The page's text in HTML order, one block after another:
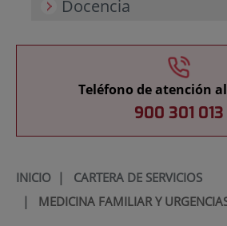
Docencia
Teléfono de atención
900 301 013
INICIO| CARTERA DE SERVICIOS
| MEDICINA FAMILIAR Y